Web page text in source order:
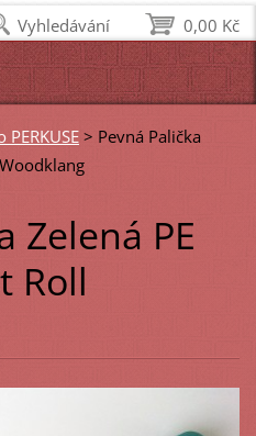
PERKUSE > Pevná Palička
Zelená PE
Roll
0,00 Kč
Vyhledávání